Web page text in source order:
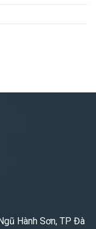
Hành Sơn, TP Đà